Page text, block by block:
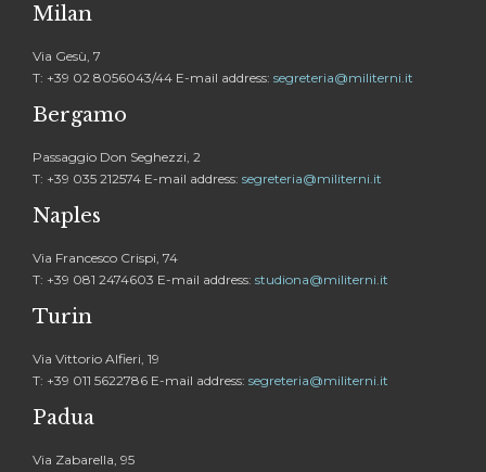
Milan
Via Gesù, 7
T: +39 02 8056043/44 E-mail address: segreteria@militerni.it
Bergamo
Passaggio Don Seghezzi, 2
T: +39 035 212574 E-mail address: segreteria@militerni.it
Naples
Via Francesco Crispi, 74
T: +39 081 2474603 E-mail address: studiona@militerni.it
Turin
Via Vittorio Alfieri, 19
T: +39 011 5622786 E-mail address: segreteria@militerni.it
Padua
Via Zabarella, 95